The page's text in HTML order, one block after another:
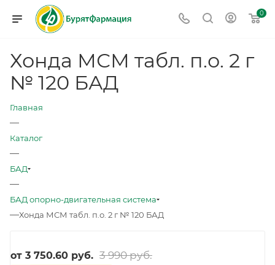
0
Хонда МСМ табл. п.о. 2 г
№ 120 БАД
Главная
—
Каталог
—
БАД
—
БАД опорно-двигательная система
—Хонда МСМ табл. п.о. 2 г № 120 БАД
от 3 750.60 руб. 3 990 руб.